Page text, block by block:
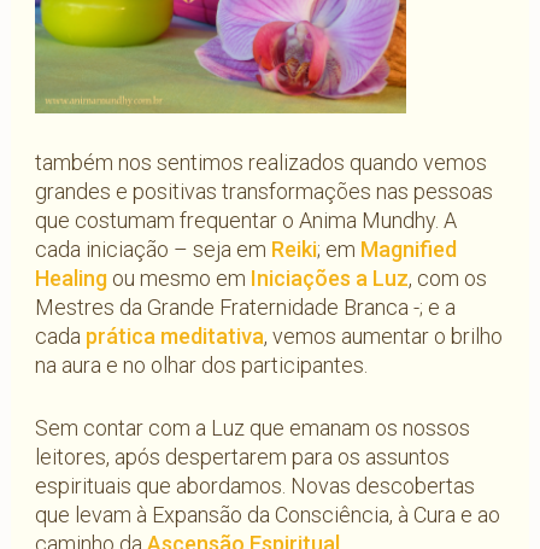
também nos sentimos realizados quando vemos
grandes e positivas transformações nas pessoas
que costumam frequentar o Anima Mundhy. A
cada iniciação – seja em Reiki; em Magnified
Healingou mesmo em Iniciações a Luz, com os
Mestres da Grande Fraternidade Branca -; e a
cada prática meditativa, vemos aumentar o brilho
na aura e no olhar dos participantes.
Sem contar com a Luz que emanam os nossos
leitores, após despertarem para os assuntos
espirituais que abordamos. Novas descobertas
que levam à Expansão da Consciência, à Cura e ao